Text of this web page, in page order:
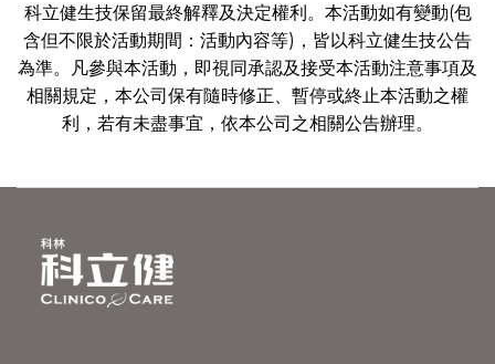
科立健生技保留最終解釋及決定權利。本活動如有變動(包
含但不限於活動期間：活動內容等)，皆以科立健生技公告
為準。凡參與本活動，即視同承認及接受本活動注意事項及
相關規定，本公司保有隨時修正、暫停或終止本活動之權
利，若有未盡事宜，依本公司之相關公告辦理。